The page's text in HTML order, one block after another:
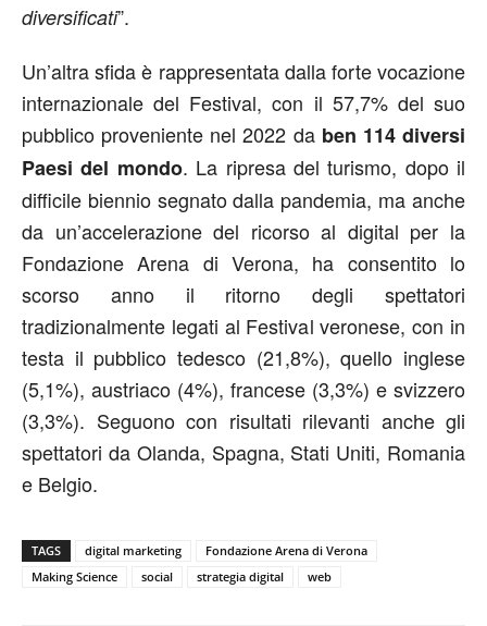
diversificati”.
Un’altra sfida è rappresentata dalla forte vocazione
internazionale del Festival, con il 57,7% del suo
pubblico proveniente nel 2022 daben 114 diversi
Paesi del mondo. La ripresa del turismo, dopo il
difficile biennio segnato dalla pandemia, ma anche
da un’accelerazione del ricorso al digital per la
Fondazione Arena di Verona, ha consentito lo
scorso anno il ritorno degli spettatori
tradizionalmente legati al Festival veronese, con in
testa il pubblico tedesco (21,8%), quello inglese
(5,1%), austriaco (4%), francese (3,3%) e svizzero
(3,3%). Seguono con risultati rilevanti anche gli
spettatori da Olanda, Spagna, Stati Uniti, Romania
e Belgio.
TAGS digital marketing
Fondazione Arena di Verona
Making Science
social strategia digital web